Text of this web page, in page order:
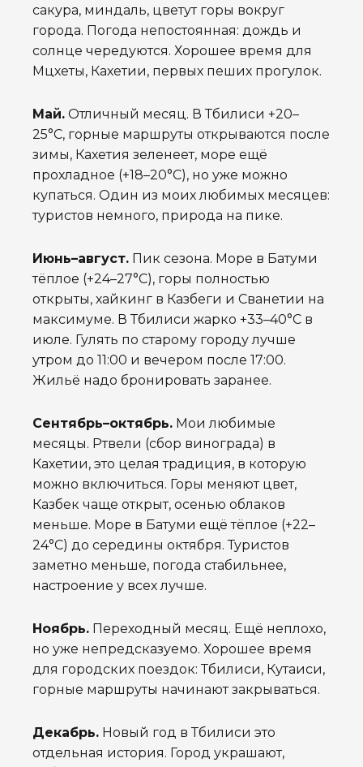
сакура, миндаль, цветут горы вокруг
города. Погода непостоянная: дождь и
солнце чередуются. Хорошее время для
Мцхеты, Кахетии, первых пеших прогулок.
Май. Отличный месяц. В Тбилиси +20–
25°C, горные маршруты открываются после
зимы, Кахетия зеленеет, море ещё
прохладное (+18–20°C), но уже можно
купаться. Один из моих любимых месяцев:
туристов немного, природа на пике.
Июнь–август. Пик сезона. Море в Батуми
тёплое (+24–27°C), горы полностью
открыты, хайкинг в Казбеги и Сванетии на
максимуме. В Тбилиси жарко +33–40°C в
июле. Гулять по старому городу лучше
утром до 11:00 и вечером после 17:00.
Жильё надо бронировать заранее.
Сентябрь–октябрь. Мои любимые
месяцы. Ртвели (сбор винограда) в
Кахетии, это целая традиция, в которую
можно включиться. Горы меняют цвет,
Казбек чаще открыт, осенью облаков
меньше. Море в Батуми ещё тёплое (+22–
24°C) до середины октября. Туристов
заметно меньше, погода стабильнее,
настроение у всех лучше.
Ноябрь. Переходный месяц. Ещё неплохо,
но уже непредсказуемо. Хорошее время
для городских поездок: Тбилиси, Кутаиси,
горные маршруты начинают закрываться.
Декабрь. Новый год в Тбилиси это
отдельная история. Город украшают,